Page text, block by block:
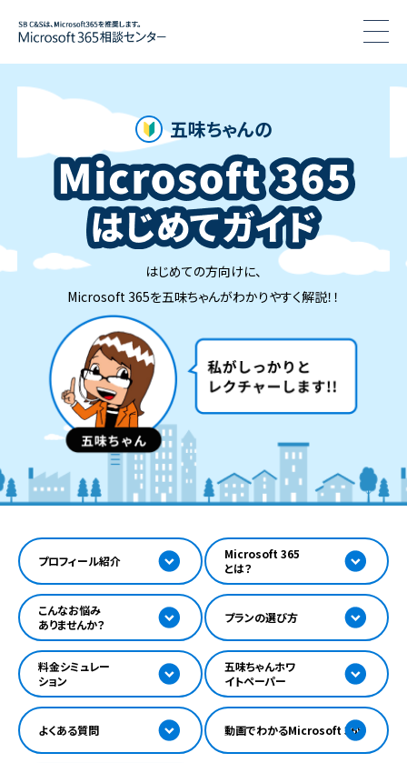
五味ちゃんの
はじめての方向けに、
Microsoft 365を五味ちゃんがわかりやすく解説！！
プロフィール紹介
Microsoft 365
とは？
こんなお悩み
ありませんか？
プランの選び方
料金シミュレー
ション
五味ちゃんホワ
イトペーパー
よくある質問 動画でわかるMicrosoft 365